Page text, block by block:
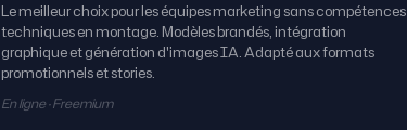
Le meilleur choix pour les équipes marketing sans compétences
techniques en montage. Modèles brandés, intégration
graphique et génération d'images IA. Adapté aux formats
promotionnels et stories.
En ligne · Freemium